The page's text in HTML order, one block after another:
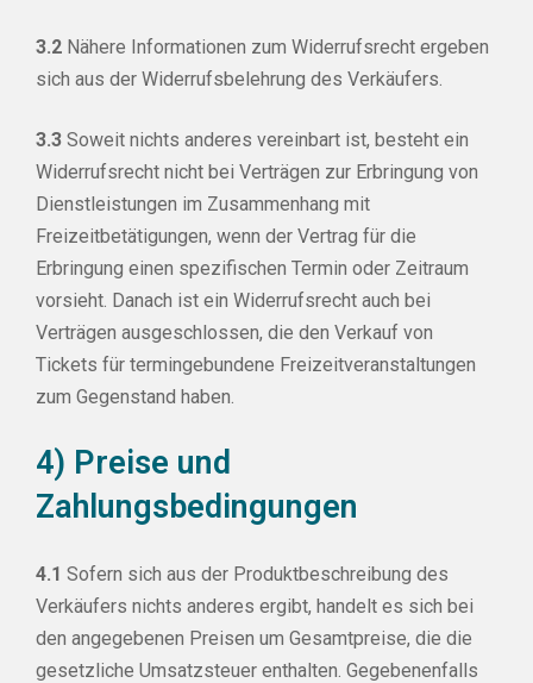
3.2 Nähere Informationen zum Widerrufsrecht ergeben
sich aus der Widerrufsbelehrung des Verkäufers.
3.3 Soweit nichts anderes vereinbart ist, besteht ein
Widerrufsrecht nicht bei Verträgen zur Erbringung von
Dienstleistungen im Zusammenhang mit
Freizeitbetätigungen, wenn der Vertrag für die
Erbringung einen spezifischen Termin oder Zeitraum
vorsieht. Danach ist ein Widerrufsrecht auch bei
Verträgen ausgeschlossen, die den Verkauf von
Tickets für termingebundene Freizeitveranstaltungen
zum Gegenstand haben.
4) Preise und
Zahlungsbedingungen
4.1 Sofern sich aus der Produktbeschreibung des
Verkäufers nichts anderes ergibt, handelt es sich bei
den angegebenen Preisen um Gesamtpreise, die die
gesetzliche Umsatzsteuer enthalten. Gegebenenfalls